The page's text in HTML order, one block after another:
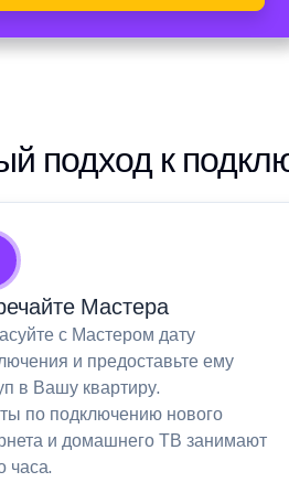
подход к
Мастера
с Мастером дату
и предоставьте ему
в Вашу квартиру.
по подключению нового
и домашнего ТВ занимают
часа.